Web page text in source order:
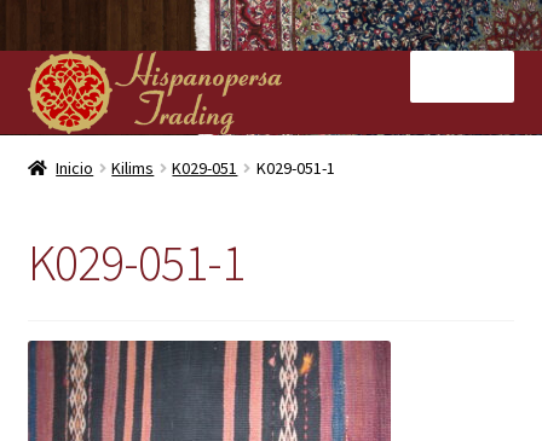
Ir
a
la
navegación
Ir
al
contenido
Inicio
Kilims
Contacto
Inicio Kilims K029-051 K029-051-1
K029-051-1